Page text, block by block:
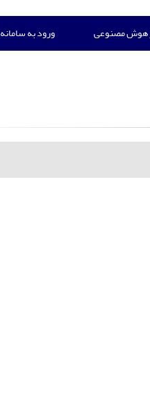
هوش مصنوعی ورود به سامانه